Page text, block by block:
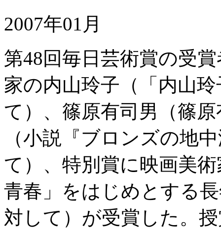
2007年01月
第48回毎日芸術賞の受
家の内山玲子（「内山
て）、篠原有司男（篠
（小説『ブロンズの地
て）、特別賞に映画美
青春」をはじめとする
対して）が受賞した。